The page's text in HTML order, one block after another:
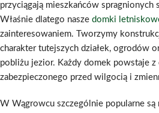
przyciągają mieszkańców
Właśnie dlatego nasze domki
zainteresowaniem. Tworzymy
charakter tutejszych działek, ogrodów
pobliżu jezior. Każdy domek powstaje
zabezpieczonego przed wilgocią i
W Wągrowcu szczególnie popularne są